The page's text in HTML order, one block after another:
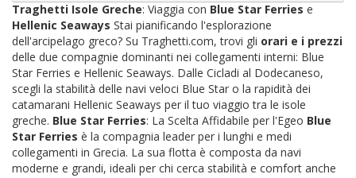
Traghetti Isole Greche: Viaggia con Blue Star Ferries e
Hellenic Seaways Stai pianificando l'esplorazione
dell'arcipelago greco? Su Traghetti.com, trovi gli orari e i prezzi
delle due compagnie dominanti nei collegamenti interni: Blue
Star Ferries e Hellenic Seaways. Dalle Cicladi al Dodecaneso,
scegli la stabilità delle navi veloci Blue Star o la rapidità dei
catamarani Hellenic Seaways per il tuo viaggio tra le isole
greche. Blue Star Ferries: La Scelta Affidabile per l'Egeo Blue
Star Ferries è la compagnia leader per i lunghi e medi
collegamenti in Grecia. La sua flotta è composta da navi
moderne e grandi, ideali per chi cerca stabilità e comfort anche